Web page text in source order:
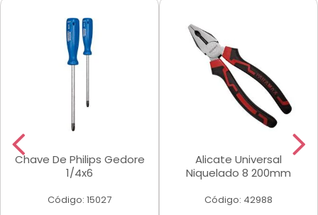
Chave De Philips Gedore
1/4x6
Código: 15027
Alicate Universal
Niquelado 8 200mm
Código: 42988